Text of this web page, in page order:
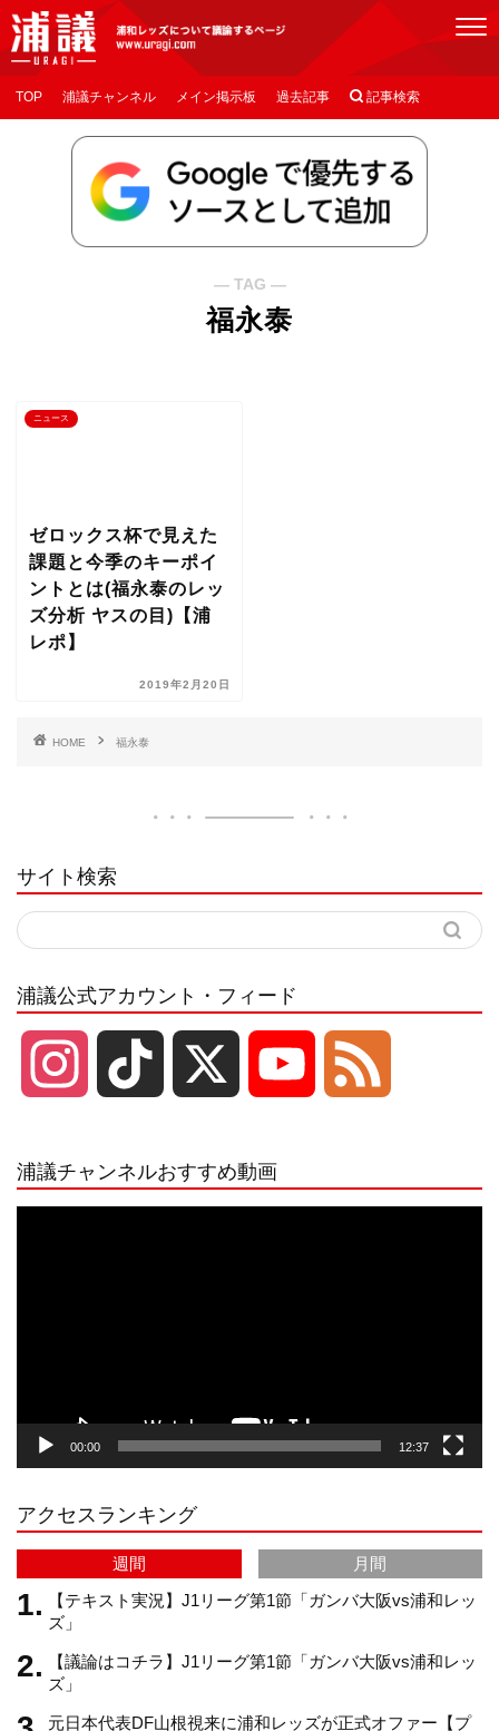
[浦議]浦和レッズについて議論するページ
TOP 浦議チャンネル メイン掲示板 過去記事  記事検索
― TAG ―
福永泰
ニュース
ゼロックス杯で見えた
課題と今季のキーポイ
ントとは(福永泰のレッ
ズ分析 ヤスの目)【浦
レポ】
2019年2月20日
HOME 福永泰
サイト検索
浦議公式アカウント・フィード
r
a
m
e
C
h
a
浦議チャンネルおすすめ動画
00:00 12:37
アクセスランキング
週間
月間
【テキスト実況】J1リーグ第1節「ガンバ大阪vs浦和レッ
ズ」
【議論はコチラ】J1リーグ第1節「ガンバ大阪vs浦和レッ
ズ」
元日本代表DF山根視来に浦和レッズが正式オファー【プ